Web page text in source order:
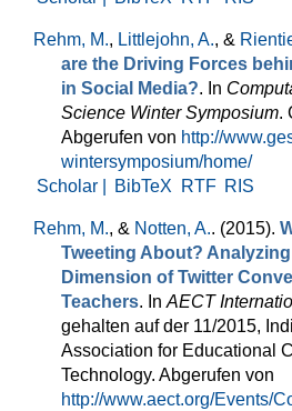
Rehm, M., Littlejohn, A., &
are the Driving Forces
in Social Media?. In
Science Winter Symposium.
Abgerufen von http://
wintersymposium/home/
Scholar |
BibTeX RTF RIS
Rehm, M., & Notten, A.. (2015).
Tweeting About?
Dimension of Twitter
Teachers. In AECT
gehalten auf der 11/2015,
Association for Educational
Technology. Abgerufen von
http://www.aect.org/Events/